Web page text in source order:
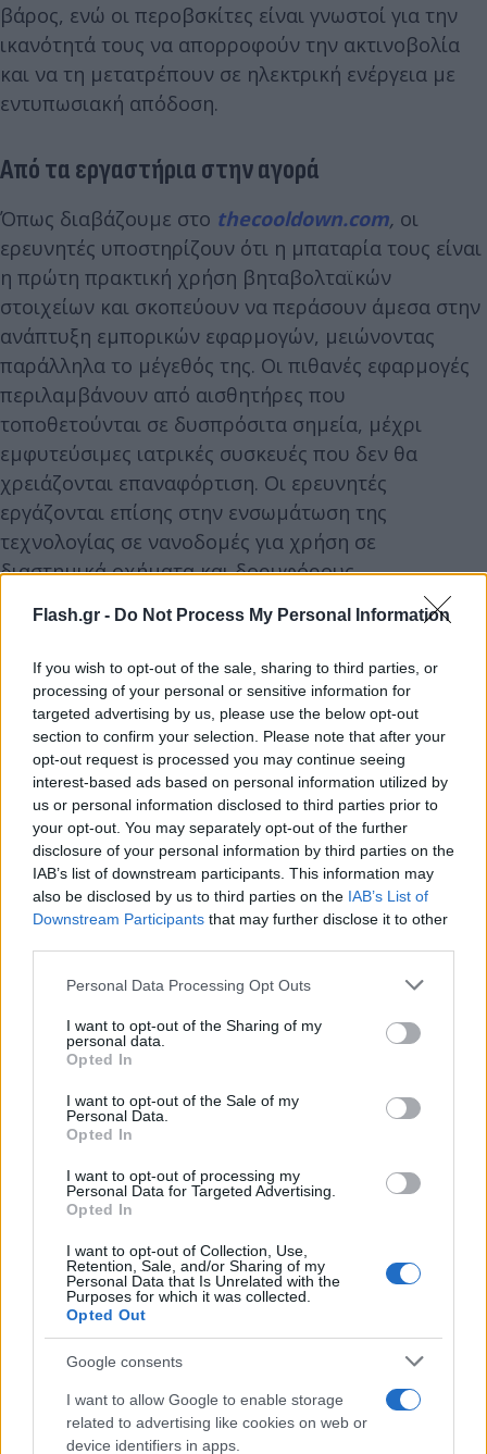
Flash.gr - Do Not Process My Personal Information
If you wish to opt-out of the sale, sharing to third parties, or
processing of your personal or sensitive information for
targeted advertising by us, please use the below opt-out
section to confirm your selection. Please note that after your
opt-out request is processed you may continue seeing
interest-based ads based on personal information utilized by
us or personal information disclosed to third parties prior to
your opt-out. You may separately opt-out of the further
disclosure of your personal information by third parties on the
IAB’s list of downstream participants. This information may
also be disclosed by us to third parties on the IAB’s List of
Downstream Participants that may further disclose it to other
Please note that this website/app uses one or more Google
not limited to your visit or usage behaviour. You may click to
grant or deny consent to Google and its third-party tags to
use your data for below specified purposes in below Google
consent section.
Personal Data Processing Opt Outs
I want to opt-out of the Sharing of my
personal data.
Opted In
I want to opt-out of the Sale of my
Personal Data.
Opted In
I want to opt-out of processing my
Personal Data for Targeted Advertising.
Opted In
I want to opt-out of Collection, Use,
Retention, Sale, and/or Sharing of my
Personal Data that Is Unrelated with the
Purposes for which it was collected.
Opted Out
Google consents
I want to allow Google to enable storage
related to advertising like cookies on web or
device identifiers in apps.
βάρος, ενώ οι περοβσκίτες είναι γνωστοί για την
ικανότητά τους να απορροφούν την ακτινοβολία
και να τη μετατρέπουν σε ηλεκτρική ενέργεια με
εντυπωσιακή απόδοση.
Από τα εργαστήρια στην αγορά
Όπως διαβάζουμε στο thecooldown.com, οι
ερευνητές υποστηρίζουν ότι η μπαταρία τους είναι
η πρώτη πρακτική χρήση βηταβολταϊκών
στοιχείων και σκοπεύουν να περάσουν άμεσα στην
ανάπτυξη εμπορικών εφαρμογών, μειώνοντας
παράλληλα το μέγεθός της. Οι πιθανές εφαρμογές
περιλαμβάνουν από αισθητήρες που
τοποθετούνται σε δυσπρόσιτα σημεία, μέχρι
εμφυτεύσιμες ιατρικές συσκευές που δεν θα
χρειάζονται επαναφόρτιση. Οι ερευνητές
εργάζονται επίσης στην ενσωμάτωση της
τεχνολογίας σε νανοδομές για χρήση σε
διαστημικά οχήματα και δορυφόρους.
Η βηταβολταϊκή μπαταρία έχει πολλά
πλεονεκτήματα σε σχέση με τις μπαταρίες λιθίου-
μεγαλύτερη αυτονομία, αντοχή στη θερμοκρασία
και την υγρασία, που την καθιστά κατάλληλη για